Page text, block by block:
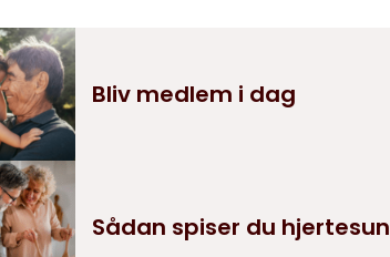
Bliv medlem i dag
Sådan spiser du